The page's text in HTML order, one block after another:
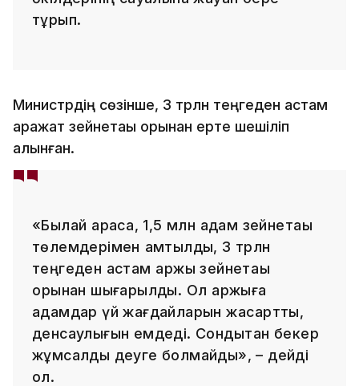
тұрып.
Министрдің сөзінше, 3 трлн теңгеден астам
қаражат зейнетақы қорынан ерте шешіліп
алынған.
«Былай қарасақ, 1,5 млн адам зейнетақы
төлемдерімен қамтылды, 3 трлн
теңгеден астам қаржы зейнетақы
қорынан шығарылды. Ол қаржыға
адамдар үй жағдайларын жақсартты,
денсаулығын емдеді. Сондықтан бекер
жұмсалды деуге болмайды», – дейді
ол.